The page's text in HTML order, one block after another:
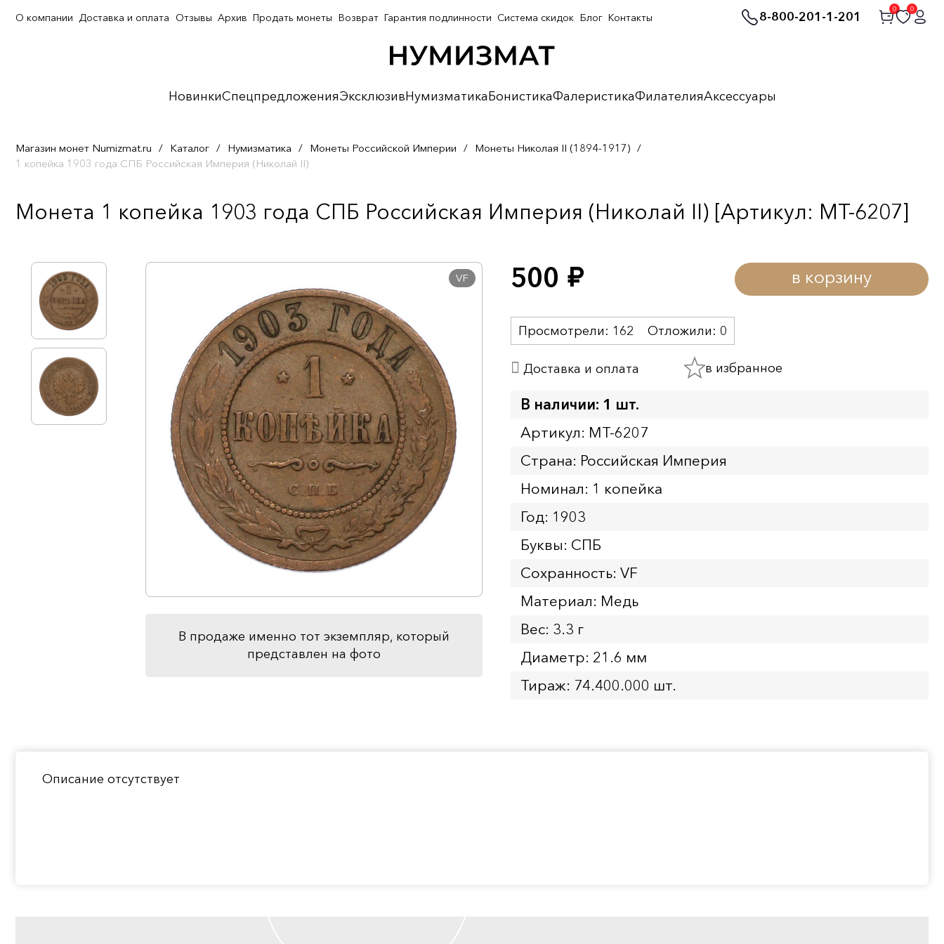
8-800-201-1-201
0 0
НовинкиСпецпредложенияЭксклюзивНумизматикаБонистикаФалеристикаФилателияАксессуары
О компании Доставка и оплата Отзывы Архив Продать монеты Возврат Гарантия подлинности Система скидок Блог Контакты
Магазин монет Numizmat.ru / Каталог / Нумизматика / Монеты Российской Империи / Монеты Николая II (1894-1917) /
1 копейка 1903 года СПБ Российская Империя (Николай II)
Монета 1 копейка 1903 года СПБ Российская Империя (Николай II) [Артикул: MT-6207]
VF
В продаже именно тот экземпляр, который
представлен на фото
500 руб. в корзину
Просмотрели: 162 Отложили: 0
Доставка и оплата в избранное
В наличии: 1 шт.
Артикул: MT-6207
Страна: Российская Империя
Номинал: 1 копейка
Год: 1903
Буквы: СПБ
Сохранность: VF
Материал: Медь
Вес: 3.3 г
Диаметр: 21.6 мм
Тираж: 74.400.000 шт.
Описание отсутствует